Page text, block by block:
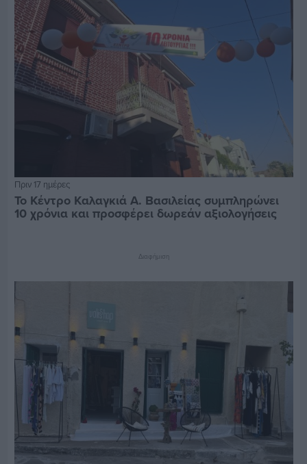
Πριν 17 ημέρες
Το Κέντρο Καλαγκιά Α. Βασιλείας συμπληρώνει
10 χρόνια και προσφέρει δωρεάν αξιολογήσεις
Διαφήμιση